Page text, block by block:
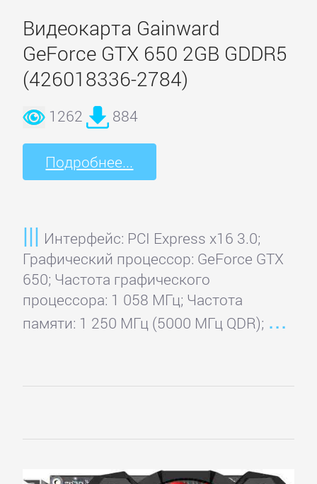
Видеокарта Gainward
GeForce GTX 650 2GB GDDR5
(426018336-2784)
1262 884
Подробнее...
Интерфейс: PCI Express x16 3.0;
Графический процессор: GeForce GTX
650; Частота графического
процессора: 1 058 МГц; Частота
памяти: 1 250 МГц (5000 МГц QDR);